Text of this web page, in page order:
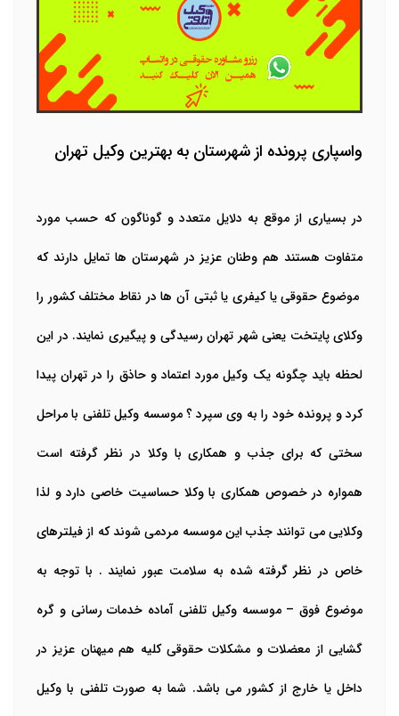
واسپاری پرونده از شهرستان به بهترین وکیل تهران
در بسیاری از موقع به دلایل متعدد و گوناگون که حسب مورد
متفاوت هستند هم وطنان عزیز در شهرستان ها تمایل دارند که
موضوع حقوقی یا کیفری یا ثبتی آن ها در نقاط مختلف کشور را
وکلای پایتخت یعنی شهر تهران رسیدگی و پیگیری نمایند. در این
لحظه باید چگونه یک وکیل مورد اعتماد و حاذق را در تهران پیدا
کرد و پرونده خود را به وی سپرد ؟ موسسه وکیل تلفنی با مراحل
سختی که برای جذب و همکاری با وکلا در نظر گرفته است
همواره در خصوص همکاری با وکلا حساسیت خاصی دارد و لذا
وکلایی می توانند جذب این موسسه مردمی شوند که از فیلترهای
خاص در نظر گرفته شده به سلامت عبور نمایند . با توجه به
موضوع فوق – موسسه وکیل تلفنی آماده خدمات رسانی و گره
گشایی از معضلات و مشکلات حقوقی کلیه هم میهنان عزیز در
داخل یا خارج از کشور می باشد. شما به صورت تلفنی با وکیل